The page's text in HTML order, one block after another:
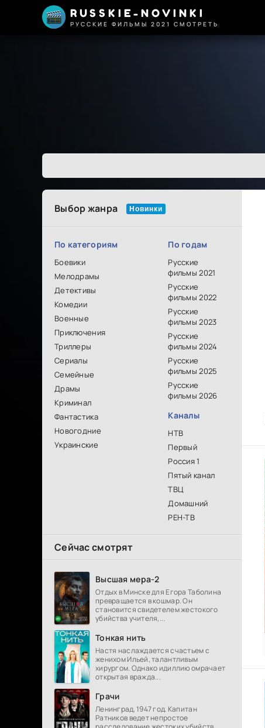
RUSSKIE-NOVINKI
РУССКИЕ ФИЛЬМЫ 2021 СМОТРЕТЬ
Выбор жанра
По категориям
Боевики
Мелодрамы
Детективы
Комедии
Военные
Приключения
Триллеры
Сериалы
Семейные
Драмы
Криминал
Фантастика
Новогодние
Украинские
По годам
Русские
фильмы 2021
Русские
фильмы 2022
Русские
фильмы 2023
Русские
фильмы 2024
Русские
фильмы 2025
Русские
фильмы 2026
Каналы
НТВ
Первый
Россия 1
Пятый канал
ТВЦ
Домашний
РЕН-ТВ
Сейчас смотрят
Высшая мера-2
Отдых в Минске для Егора Таболина
превращается в кошмар. Он
становится свидетелем жестокого
убийства учителя,...
Тонкая нить
Настя наслаждается счастьем с
женихом Ильей, талантливым
хирургом. Однако идиллию омрачает
открытая вражда...
Грачи
Ленинград, 1947 год. Капитан
Ратников ведет непростое